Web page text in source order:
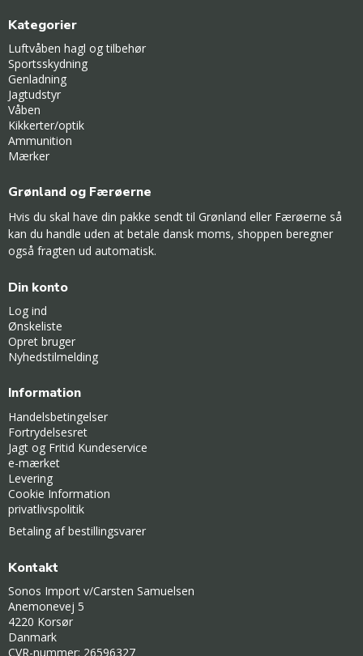
Kategorier
Luftvåben hagl og tilbehør
Sportsskydning
Genladning
Jagtudstyr
Våben
Kikkerter/optik
Ammunition
Mærker
Grønland og Færøerne
Hvis du skal have din pakke sendt til Grønland eller Færøerne så
kan du handle uden at betale dansk moms, shoppen beregner
også fragten ud automatisk.
Din konto
Log ind
Ønskeliste
Opret bruger
Nyhedstilmelding
Information
Handelsbetingelser
Fortrydelsesret
Jagt og Fritid Kundeservice
e-mærket
Levering
Cookie Information
privatlivspolitik
Betaling af bestillingsvarer
Kontakt
Sonos Import v/Carsten Samuelsen
Anemonevej 5
4220 Korsør
Danmark
CVR-nummer: 26596327